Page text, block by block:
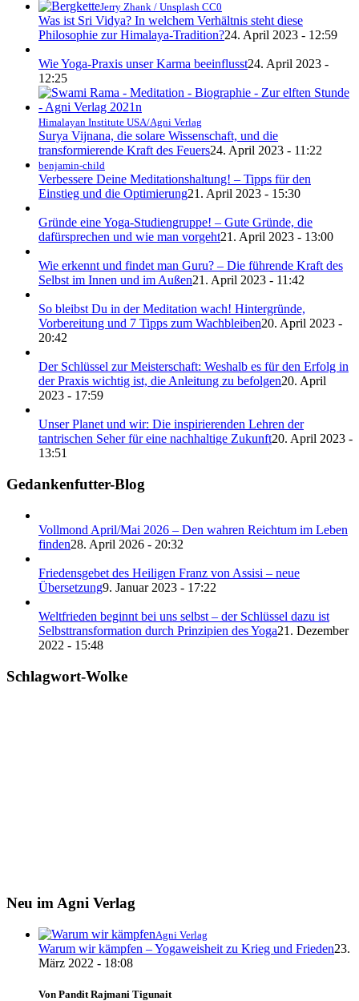
Jerry Zhank / Unsplash CC0
Was ist Sri Vidya? In welchem Verhältnis steht diese
Philosophie zur Himalaya-Tradition?24. April 2023 - 12:59
Wie Yoga-Praxis unser Karma beeinflusst24. April 2023 -
12:25
Himalayan Institute USA/Agni Verlag
Surya Vijnana, die solare Wissenschaft, und die
transformierende Kraft des Feuers24. April 2023 - 11:22
benjamin-child
Verbessere Deine Meditationshaltung! – Tipps für den
Einstieg und die Optimierung21. April 2023 - 15:30
Gründe eine Yoga-Studiengruppe! – Gute Gründe, die
dafürsprechen und wie man vorgeht21. April 2023 - 13:00
Wie erkennt und findet man Guru? – Die führende Kraft des
Selbst im Innen und im Außen21. April 2023 - 11:42
So bleibst Du in der Meditation wach! Hintergründe,
Vorbereitung und 7 Tipps zum Wachbleiben20. April 2023 -
20:42
Der Schlüssel zur Meisterschaft: Weshalb es für den Erfolg in
der Praxis wichtig ist, die Anleitung zu befolgen20. April
2023 - 17:59
Unser Planet und wir: Die inspirierenden Lehren der
tantrischen Seher für eine nachhaltige Zukunft20. April 2023 -
13:51
Gedankenfutter-Blog
Vollmond April/Mai 2026 – Den wahren Reichtum im Leben
finden28. April 2026 - 20:32
Friedensgebet des Heiligen Franz von Assisi – neue
Übersetzung9. Januar 2023 - 17:22
Weltfrieden beginnt bei uns selbst – der Schlüssel dazu ist
Selbsttransformation durch Prinzipien des Yoga21. Dezember
2022 - 15:48
Schlagwort-Wolke
Neu im Agni Verlag
Agni Verlag
Warum wir kämpfen – Yogaweisheit zu Krieg und Frieden23.
März 2022 - 18:08
Von Pandit Rajmani Tigunait